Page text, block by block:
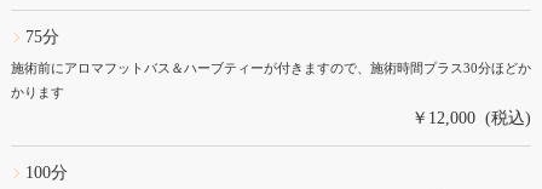
75分
施術前にアロマフットバス＆ハーブティーが付きますので、施術時間プラス30分ほどか
かります
￥12,000 (税込)
100分